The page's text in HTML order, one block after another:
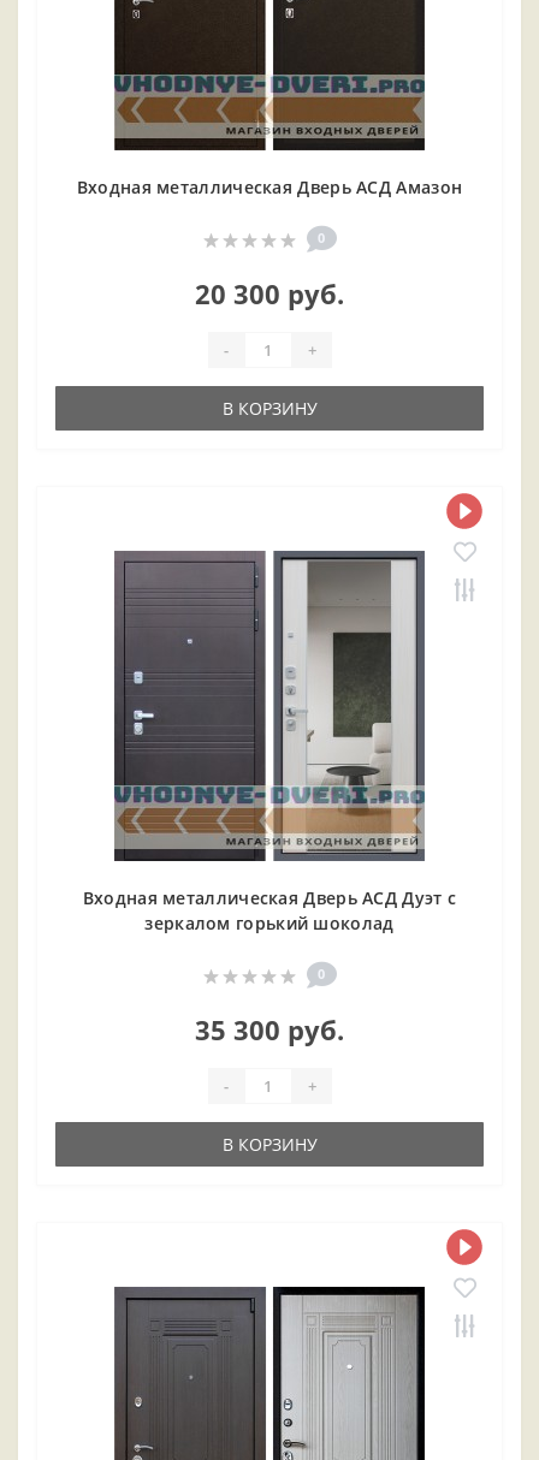
Входная металлическая Дверь АСД Амазон
0
20 300 руб.
- +
В КОРЗИНУ
Входная металлическая Дверь АСД Дуэт с
зеркалом горький шоколад
0
35 300 руб.
- +
В КОРЗИНУ